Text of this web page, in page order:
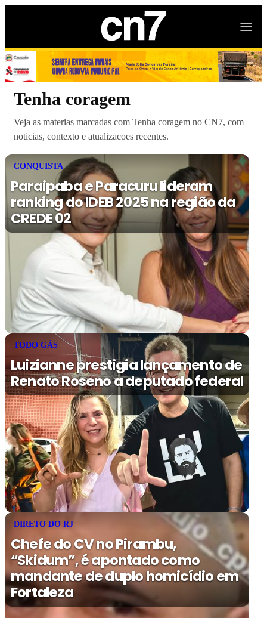
Tenha coragem
Veja as materias marcadas com Tenha coragem no CN7, com
noticias, contexto e atualizacoes recentes.
CONQUISTA
Paraipaba e Paracuru lideram
ranking do IDEB 2025 na região da
CREDE 02
TODO GÁS
Luizianne prestigia lançamento de
Renato Roseno a deputado federal
DIRETO DO RJ
Chefe do CV no Pirambu,
“Skidum”, é apontado como
mandante de duplo homicídio em
Fortaleza